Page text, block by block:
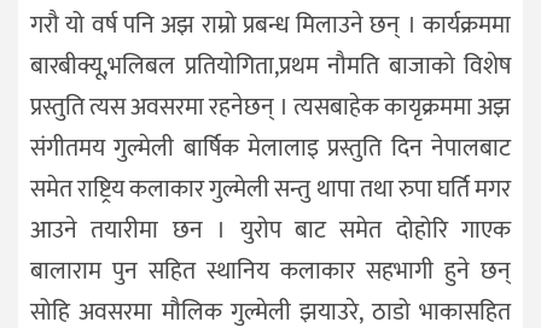
गरौ यो वर्ष पनि अझ राम्रो प्रबन्ध मिलाउने छन् । कार्यक्रममा
बारबीक्यू,भलिबल प्रतियोगिता,प्रथम नौमति बाजाको विशेष
प्रस्तुति त्यस अवसरमा रहनेछन् । त्यसबाहेक कायृक्रममा अझ
संगीतमय गुल्मेली बार्षिक मेलालाइ प्रस्तुति दिन नेपालबाट
समेत राष्ट्रिय कलाकार गुल्मेली सन्तु थापा तथा रुपा घर्ति मगर
आउने तयारीमा छन । युरोप बाट समेत दोहोरि गाएक
बालाराम पुन सहित स्थानिय कलाकार सहभागी हुने छन्
सोहि अवसरमा मौलिक गुल्मेली झयाउरे, ठाडो भाकासहित